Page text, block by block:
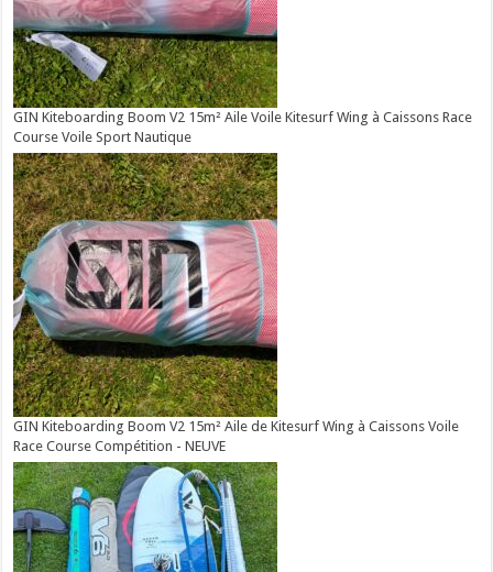
GIN Kiteboarding Boom V2 15m² Aile Voile Kitesurf Wing à Caissons Race
Course Voile Sport Nautique
GIN Kiteboarding Boom V2 15m² Aile de Kitesurf Wing à Caissons Voile
Race Course Compétition - NEUVE